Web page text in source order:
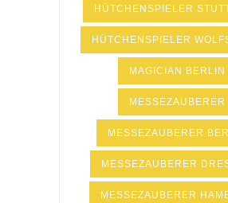
HÜTCHENSPIELER
HÜTCHENSPIELER
MAGICIAN BERLIN
MESSEZAUBERER
MESSEZAUBERER
MESSEZAUBERER
MESSEZAUBERER